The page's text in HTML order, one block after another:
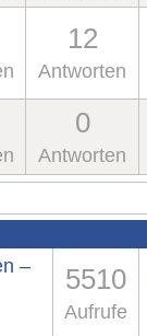
12
Antworten
0
Antworten
– 5510
Aufrufe